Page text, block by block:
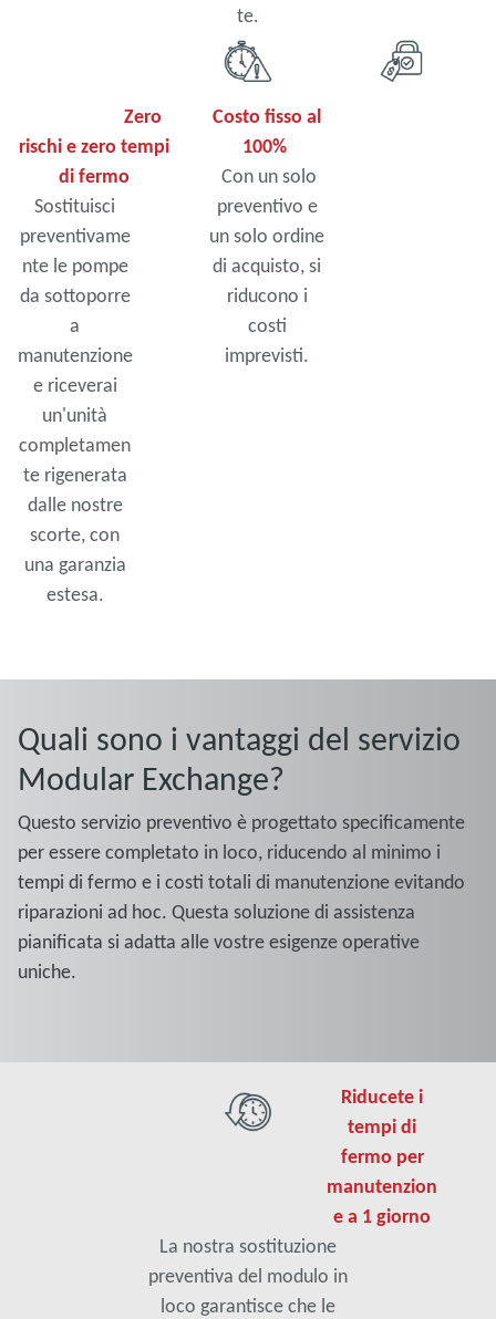
te.
Zero
rischi e zero tempi
di fermo
Sostituisci
preventivame
nte le pompe
da sottoporre
a
manutenzione
e riceverai
un'unità
completamen
te rigenerata
dalle nostre
scorte, con
una garanzia
estesa.
Costo fisso al
100%
Con un solo
preventivo e
un solo ordine
di acquisto, si
riducono i
costi
imprevisti.
Quali sono i vantaggi del servizio
Modular Exchange?
Questo servizio preventivo è progettato specificamente
per essere completato in loco, riducendo al minimo i
tempi di fermo e i costi totali di manutenzione evitando
riparazioni ad hoc. Questa soluzione di assistenza
pianificata si adatta alle vostre esigenze operative
uniche.
Riducete i
tempi di
fermo per
manutenzion
e a 1 giorno
La nostra sostituzione
preventiva del modulo in
loco garantisce che le